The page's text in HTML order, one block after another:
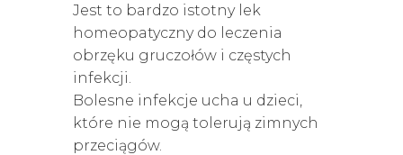
Jest to bardzo istotny lek
homeopatyczny do leczenia
obrzęku gruczołów i częstych
infekcji.
Bolesne infekcje ucha u dzieci,
które nie mogą tolerują zimnych
przeciągów.